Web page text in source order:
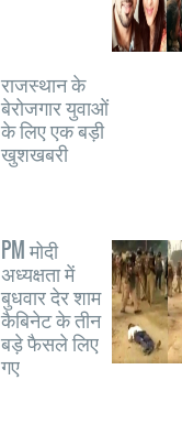
राजस्थान के
बेरोजगार युवाओं
के लिए एक बड़ी
खुशखबरी
PM मोदी
अध्यक्षता में
बुधवार देर शाम
कैबिनेट के तीन
बड़े फैसले लिए
गए